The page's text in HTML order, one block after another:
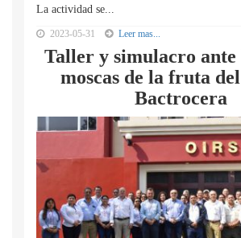
La actividad se...
2023-05-31 Leer mas...
Taller y simulacro ante
moscas de la fruta
Bactrocera